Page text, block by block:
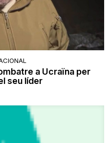
a Ucraïna per
seu líder